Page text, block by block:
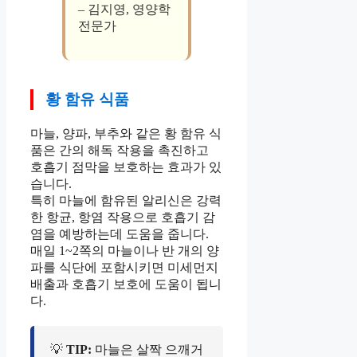
– 김지영, 영양학
전문가
황 함유 식품
마늘, 양파, 부추와 같은 황 함유 식
품은 간의 해독 작용을 촉진하고
호흡기 점막을 보호하는 효과가 있
습니다.
특히 마늘에 함유된 알리신은 강력
한 항균, 항염 작용으로 호흡기 감
염을 예방하는데 도움을 줍니다.
매일 1~2쪽의 마늘이나 반 개의 양
파를 식단에 포함시키면 미세먼지
배출과 호흡기 보호에 도움이 됩니
다.
💡 TIP: 마늘은 살짝 으깨거